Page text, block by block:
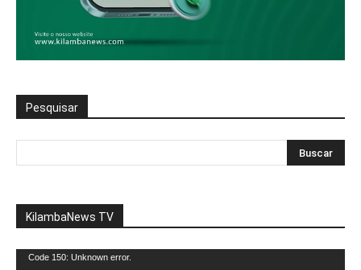
Pesquisar
KilambaNews TV
Reprodutor
Code 150: Unknown error.